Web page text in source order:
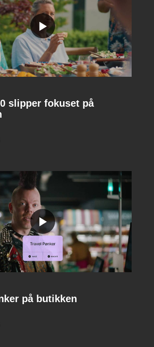
slipper fokuset på
på butikken